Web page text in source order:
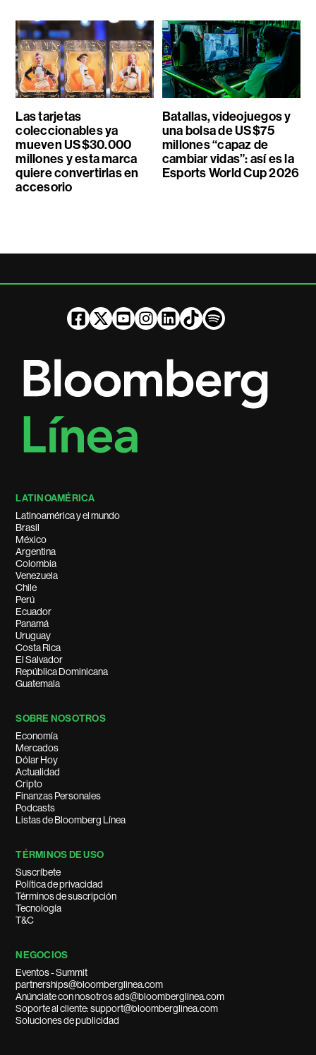
Las tarjetas
coleccionables ya
mueven US$30.000
millones y esta marca
quiere convertirlas en
accesorio
Batallas, videojuegos y
una bolsa de US$75
millones “capaz de
cambiar vidas”: así es la
Esports World Cup 2026
LATINOAMÉRICA
Latinoamérica y el mundo
Brasil
México
Argentina
Colombia
Venezuela
Chile
Perú
Ecuador
Panamá
Uruguay
Costa Rica
El Salvador
República Dominicana
Guatemala
SOBRE NOSOTROS
Economía
Mercados
Dólar Hoy
Actualidad
Cripto
Finanzas Personales
Podcasts
Listas de Bloomberg Línea
TÉRMINOS DE USO
Suscríbete
Política de privacidad
Términos de suscripción
Tecnología
T&C
NEGOCIOS
Eventos - Summit
partnerships@bloomberglinea.com
Anúnciate con nosotros ads@bloomberglinea.com
Soporte al cliente: support@bloomberglinea.com
Soluciones de publicidad